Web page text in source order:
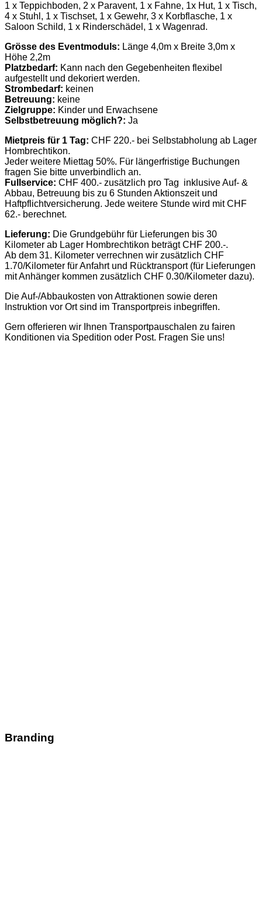
1 x Teppichboden, 2 x Paravent, 1 x Fahne, 1x Hut, 1 x Tisch,
4 x Stuhl, 1 x Tischset, 1 x Gewehr, 3 x Korbflasche, 1 x
Saloon Schild, 1 x Rinderschädel, 1 x Wagenrad.
Grösse des Eventmoduls: Länge 4,0m x Breite 3,0m x
Höhe 2,2m
Platzbedarf: Kann nach den Gegebenheiten flexibel
aufgestellt und dekoriert werden.
Strombedarf: keinen
Betreuung: keine
Zielgruppe: Kinder und Erwachsene
Selbstbetreuung möglich?: Ja
Mietpreis für 1 Tag: CHF 220.- bei Selbstabholung ab Lager
Hombrechtikon.
Jeder weitere Miettag 50%. Für längerfristige Buchungen
fragen Sie bitte unverbindlich an.
Fullservice: CHF 400.- zusätzlich pro Tag inklusive Auf- &
Abbau, Betreuung bis zu 6 Stunden Aktionszeit und
Haftpflichtversicherung. Jede weitere Stunde wird mit CHF
62.- berechnet.
Lieferung: Die Grundgebühr für Lieferungen bis 30
Kilometer ab Lager Hombrechtikon beträgt CHF 200.-.
Ab dem 31. Kilometer verrechnen wir zusätzlich CHF
1.70/Kilometer für Anfahrt und Rücktransport (für Lieferungen
mit Anhänger kommen zusätzlich CHF 0.30/Kilometer dazu).
Die Auf-/Abbaukosten von Attraktionen sowie deren
Instruktion vor Ort sind im Transportpreis inbegriffen.
Gern offerieren wir Ihnen Transportpauschalen zu fairen
Konditionen via Spedition oder Post. Fragen Sie uns!
Branding